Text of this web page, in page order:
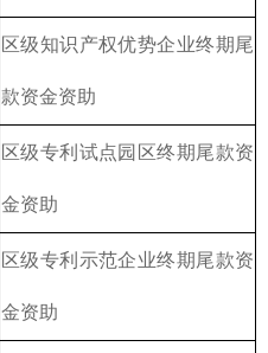
区级知识产权优势企业终期尾
款资金资助
区级专利试点园区终期尾款资
金资助
区级专利示范企业终期尾款资
金资助